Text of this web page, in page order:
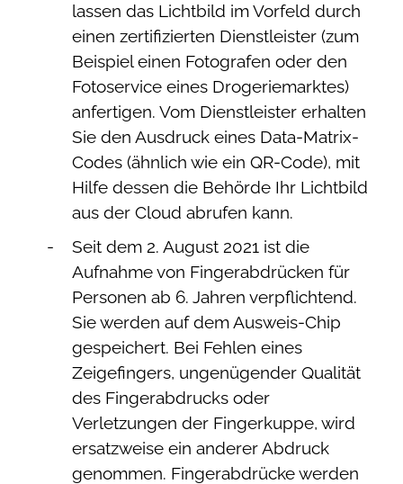
lassen das Lichtbild im Vorfeld durch
einen zertifizierten Dienstleister (zum
Beispiel einen Fotografen oder den
Fotoservice eines Drogeriemarktes)
anfertigen. Vom Dienstleister erhalten
Sie den Ausdruck eines Data-Matrix-
Codes (ähnlich wie ein QR-Code), mit
Hilfe dessen die Behörde Ihr Lichtbild
aus der Cloud abrufen kann.
Seit dem 2. August 2021 ist die
Aufnahme von Fingerabdrücken für
Personen ab 6. Jahren verpflichtend.
Sie werden auf dem Ausweis-Chip
gespeichert. Bei Fehlen eines
Zeigefingers, ungenügender Qualität
des Fingerabdrucks oder
Verletzungen der Fingerkuppe, wird
ersatzweise ein anderer Abdruck
genommen. Fingerabdrücke werden